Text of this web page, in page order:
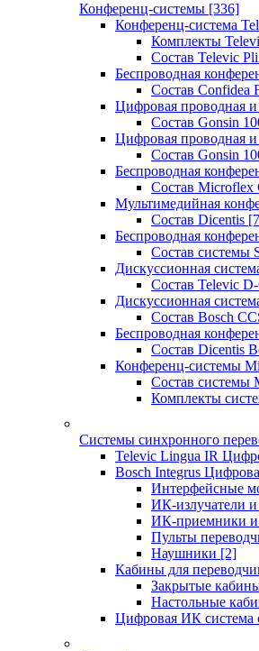
Конференц-системы [336]
Конференц-система
Комплекты
Состав Televic
Беспроводная
Состав Confidea
Цифровая проводная и
Состав Gonsin
Цифровая проводная и
Состав Gonsin
Беспроводная
Состав Microflex
Мультимедийная
Состав Dicentis
Беспроводная
Состав системы
Дискуссионная
Состав Televic
Дискуссионная
Состав Bosch
Беспроводная
Состав Dicentis
Конференц-системы
Состав системы
Комплекты
Системы синхронного
Televic Lingua IR
Bosch Integrus
Интерфейсные
ИК-излучатели и
ИК-приемники и
Пульты
Наушники [2]
Кабины для
Закрытые
Настольные
Цифровая ИК система